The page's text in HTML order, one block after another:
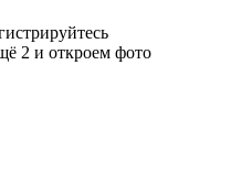
2 и откроем фото